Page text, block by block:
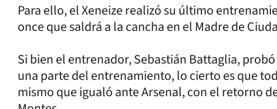
Para ello, el Xeneize realizó su último
once que saldrá a la cancha en el Madre de
Si bien el entrenador, Sebastián Battaglia,
una parte del entrenamiento, lo cierto es que
mismo que igualó ante Arsenal, con el retorno